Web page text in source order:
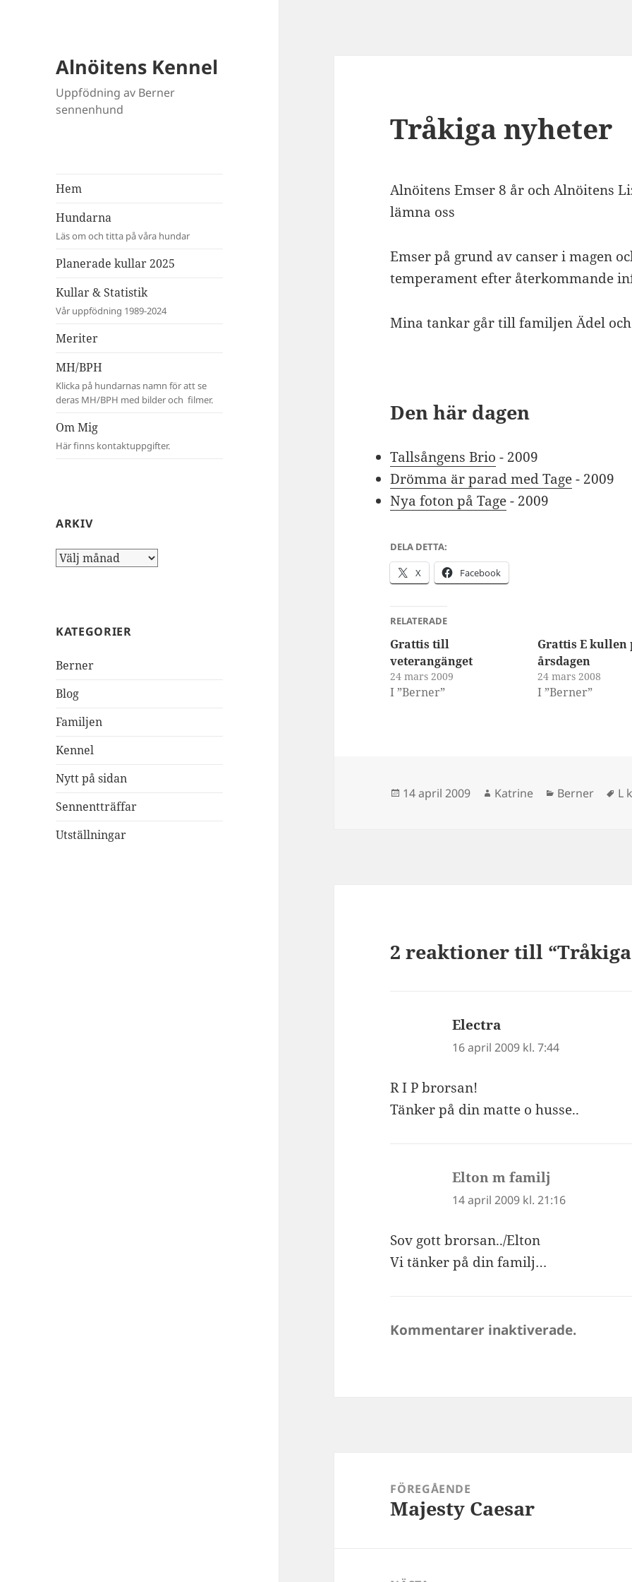
Alnöitens Kennel
Uppfödning av Berner
sennenhund
Hem
Hundarna
Läs om och titta på våra hundar
Planerade kullar 2025
Kullar & Statistik
Vår uppfödning 1989-2024
Meriter
MH/BPH
Klicka på hundarnas namn för att se
deras MH/BPH med bilder och filmer.
Om Mig
Här finns kontaktuppgifter.
ARKIV
Arkiv
KATEGORIER
Berner
Blog
Familjen
Kennel
Nytt på sidan
Sennentträffar
Utställningar
Tråkiga nyheter
Alnöitens Emser 8 år och Alnöitens
lämna oss
Emser på grund av canser i magen
temperament efter återkommande
Mina tankar går till familjen Ädel
Den här dagen
Tallsångens Brio - 2009
Drömma är parad med Tage- 2009
Nya foton på Tage- 2009
DELA DETTA:
X Facebook
RELATERADE
Grattis till
veterangänget
24 mars 2009
I ”Berner”
Grattis E kullen
årsdagen
24 mars 2008
I ”Berner”
Postat
14 april 2009 Författare
Katrine Kategorier
Berner L
2 reaktioner till
Electra
16 april 2009 kl. 7:44
R I P brorsan!
Tänker på din matte o husse..
Elton m familj
14 april 2009 kl. 21:16
Sov gott brorsan../Elton
Vi tänker på din familj…
Kommentarer inaktiverade.
FÖREGÅENDE
Föregående
Majesty Caesar